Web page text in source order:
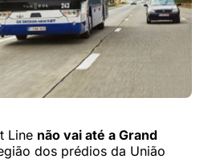
Line não vai até a Grand
dos prédios da União